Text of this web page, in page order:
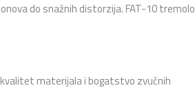
do snažnih distorzija. FAT-10 tremolo
materijala i bogatstvo zvučnih